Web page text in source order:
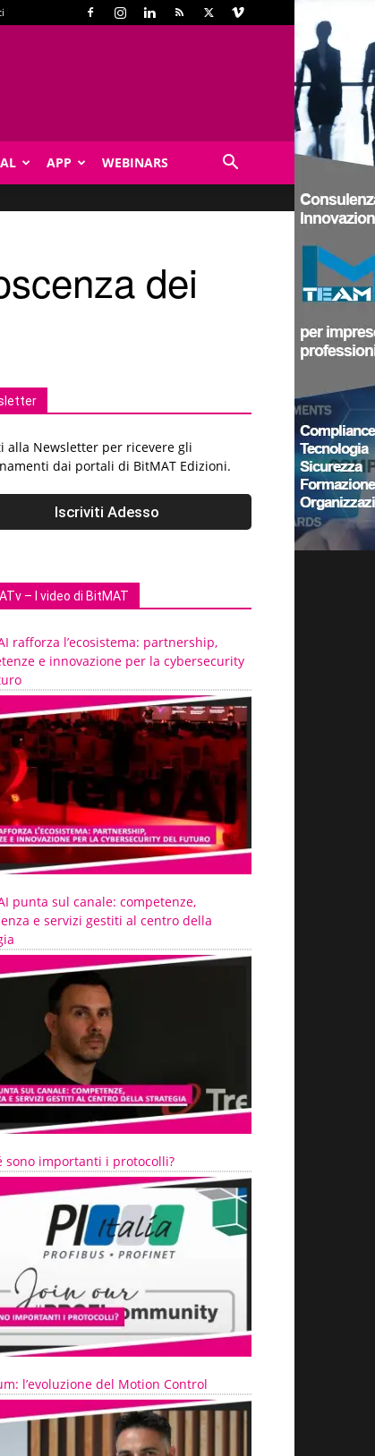
APP WEBINARS
dei
alla Newsletter per ricevere gli
dai portali di BitMAT Edizioni.
– I video di BitMAT
rafforza l’ecosistema: partnership,
e innovazione per la cybersecurity
punta sul canale: competenze,
e servizi gestiti al centro della
sono importanti i protocolli?
l’evoluzione del Motion Control